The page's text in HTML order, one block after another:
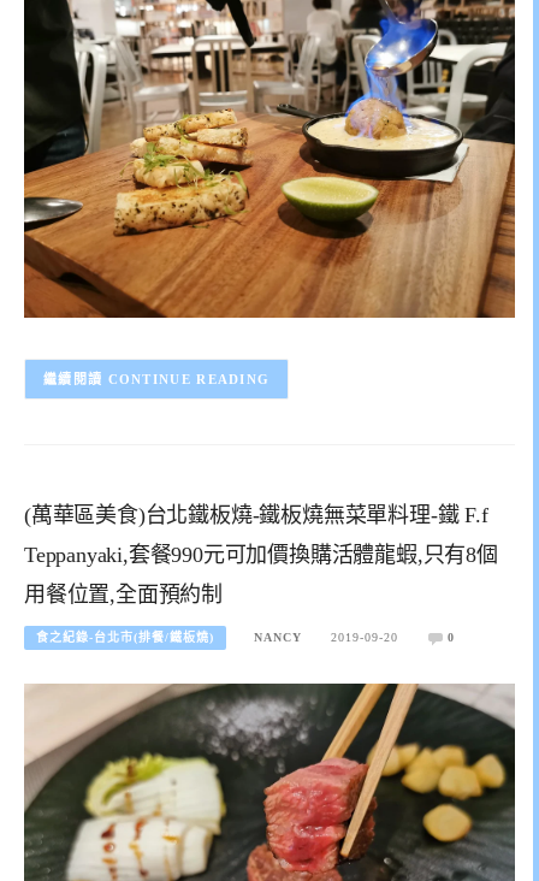
CONTINUE READING
(萬華區美食)台北鐵板燒-鐵板燒無菜單料理-鐵 F.f
Teppanyaki,套餐990元可加價換購活體龍蝦,只有8個
用餐位置,全面預約制
食之紀錄-台北市(排餐/鐵板燒) NANCY 2019-09-20 0